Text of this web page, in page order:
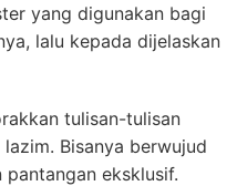
yang digunakan bagi
lalu kepada dijelaskan
tulisan-tulisan
Bisanya berwujud
pantangan eksklusif.